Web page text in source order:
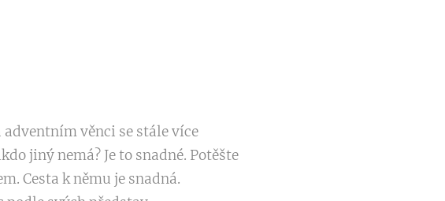
adventním věnci se stále více
jiný nemá? Je to snadné. Potěšte
Cesta k němu je snadná.